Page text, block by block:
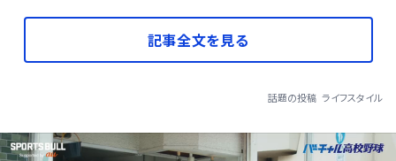
記事全文を見る
話題の投稿 ライフスタイル